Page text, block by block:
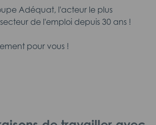
Adéquat, l'acteur le plus
de l'emploi depuis 30 ans !
pour vous !